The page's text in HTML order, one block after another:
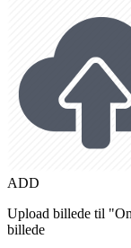
ADD
Upload billede til
billede